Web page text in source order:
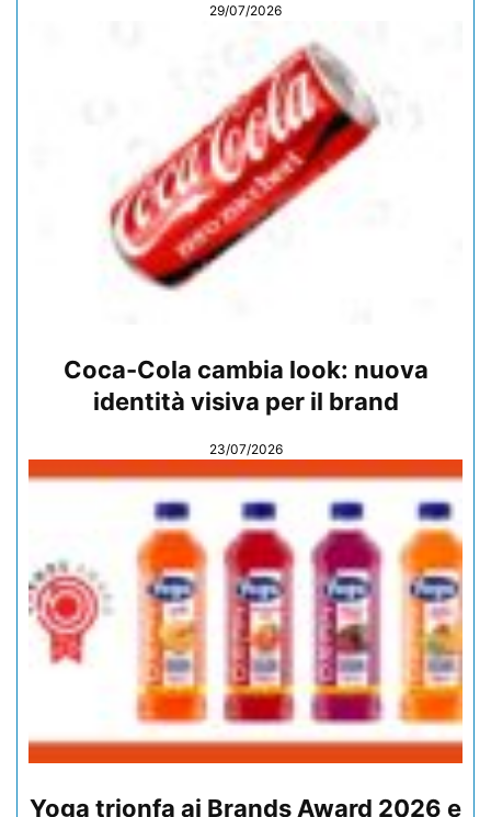
29/07/2026
Coca-Cola cambia look: nuova
identità visiva per il brand
23/07/2026
Yoga trionfa ai Brands Award 2026 e